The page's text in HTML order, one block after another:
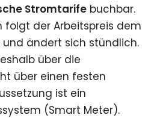
Stromtarife buchbar.
folgt der Arbeitspreis dem
und ändert sich stündlich.
über die
über einen festen
ist ein
(Smart Meter).